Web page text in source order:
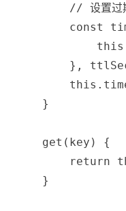
// 设置过
const
this
} ,
this .
}
get ( key )
{
return
}